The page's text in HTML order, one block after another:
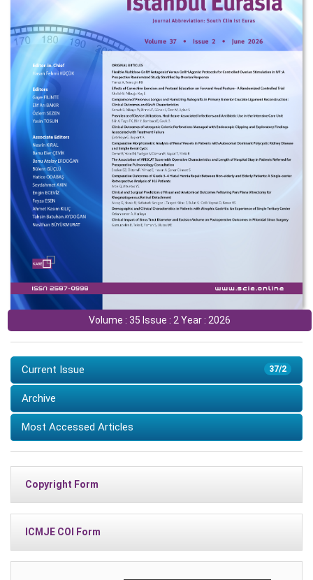
Volume : 35 Issue : 2 Year : 2026
37/2
Current Issue
Archive
Most Accessed Articles
Copyright Form
ICMJE COI Form